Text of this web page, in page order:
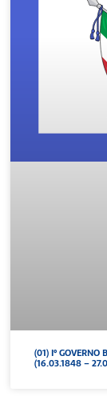
(01) I° GOVERNO
(16.03.1848 –